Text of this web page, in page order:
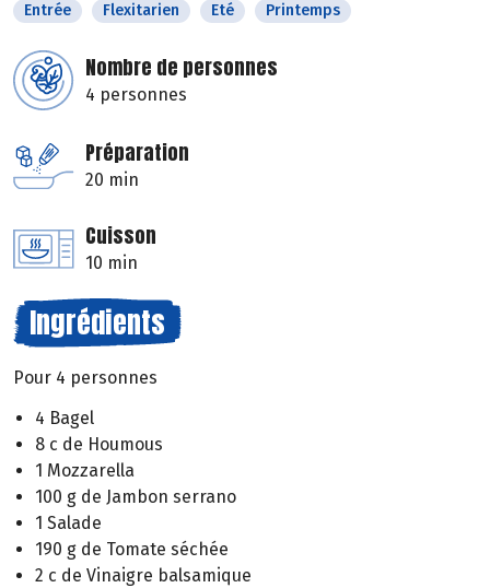
Entrée Flexitarien Eté Printemps
Nombre de personnes
4 personnes
Préparation
20 min
Cuisson
10 min
Ingrédients
Pour 4 personnes
4 Bagel
8 c de Houmous
1 Mozzarella
100 g de Jambon serrano
1 Salade
190 g de Tomate séchée
2 c de Vinaigre balsamique